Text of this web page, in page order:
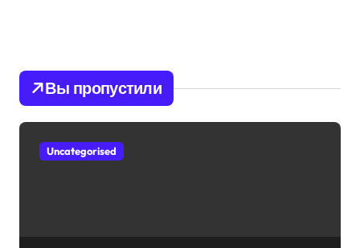
Вы пропустили
Uncategorised